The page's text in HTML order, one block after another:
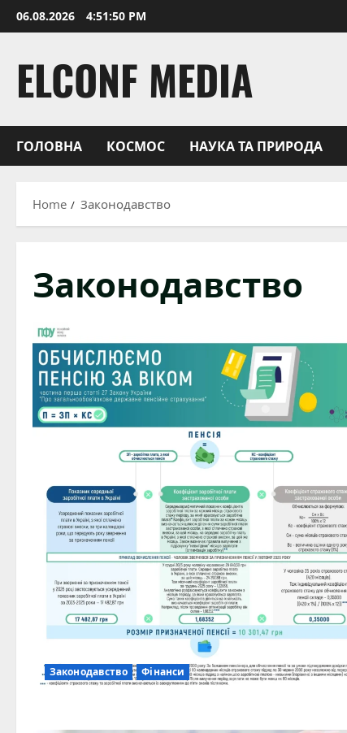
Skip
to
06.08.2026 4:51:52 PM
ELCONF MEDIA
ГОЛОВНА КОСМОС НАУКА ТА ПРИРОДА
Home Законодавство
Законодавство
Законодавство Фінанси